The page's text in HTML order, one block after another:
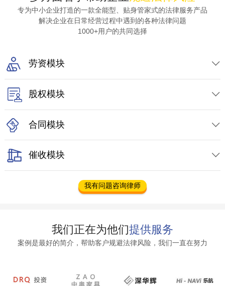
专为中小企业打造的一款全能型、贴身管家式的法律服务产品
解决企业在日常经营过程中遇到的各种法律问题
1000+用户的共同选择
劳资模块 
股权模块 
合同模块 
催收模块 
我有问题咨询律师
我们正在为他们提供服务
案例是最好的简介，帮助客户规避法律风险，我们一直在努力